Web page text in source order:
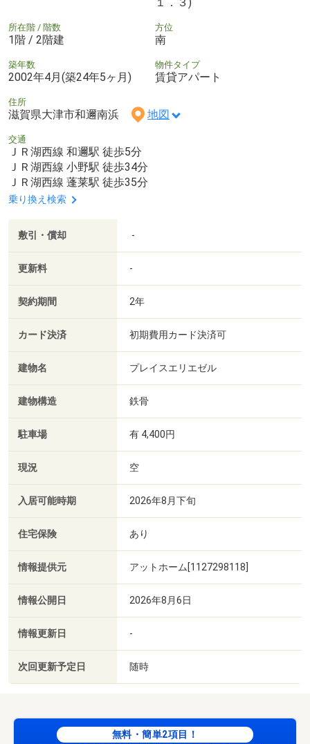
所在階 / 階数
1階 / 2階建
方位
南
築年数
2002年4月(築24年5ヶ月)
物件タイプ
賃貸アパート
住所
滋賀県大津市和邇南浜 地図
交通
ＪＲ湖西線 和邇駅 徒歩5分
ＪＲ湖西線 小野駅 徒歩34分
ＪＲ湖西線 蓬莱駅 徒歩35分
乗り換え検索
敷引・償却 -
更新料 -
契約期間 2年
カード決済 初期費用カード決済可
建物名 プレイスエリエゼル
建物構造 鉄骨
駐車場 有 4,400円
現況 空
入居可能時期 2026年8月下旬
住宅保険 あり
情報提供元 アットホーム[1127298118]
情報公開日 2026年8月6日
情報更新日 -
次回更新予定日 随時
無料・簡単2項目！